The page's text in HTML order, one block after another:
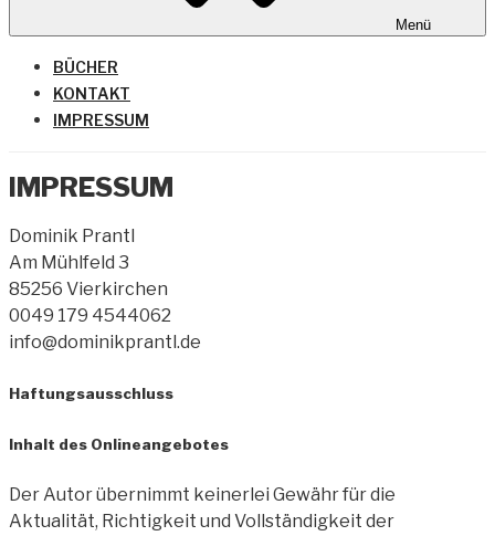
Menü
BÜCHER
KONTAKT
IMPRESSUM
IMPRESSUM
Dominik Prantl
Am Mühlfeld 3
85256 Vierkirchen
0049 179 4544062
info@dominikprantl.de
Haftungsausschluss
Inhalt des Onlineangebotes
Der Autor übernimmt keinerlei Gewähr für die
Aktualität, Richtigkeit und Vollständigkeit der